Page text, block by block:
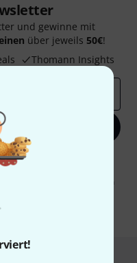
und gewinne mit
über jeweils 50€!
Thomann Insights
Sie dem Erhalt von E-Mail-
Nutzungsverhaltens zu. Die
Informationen finden Sie in